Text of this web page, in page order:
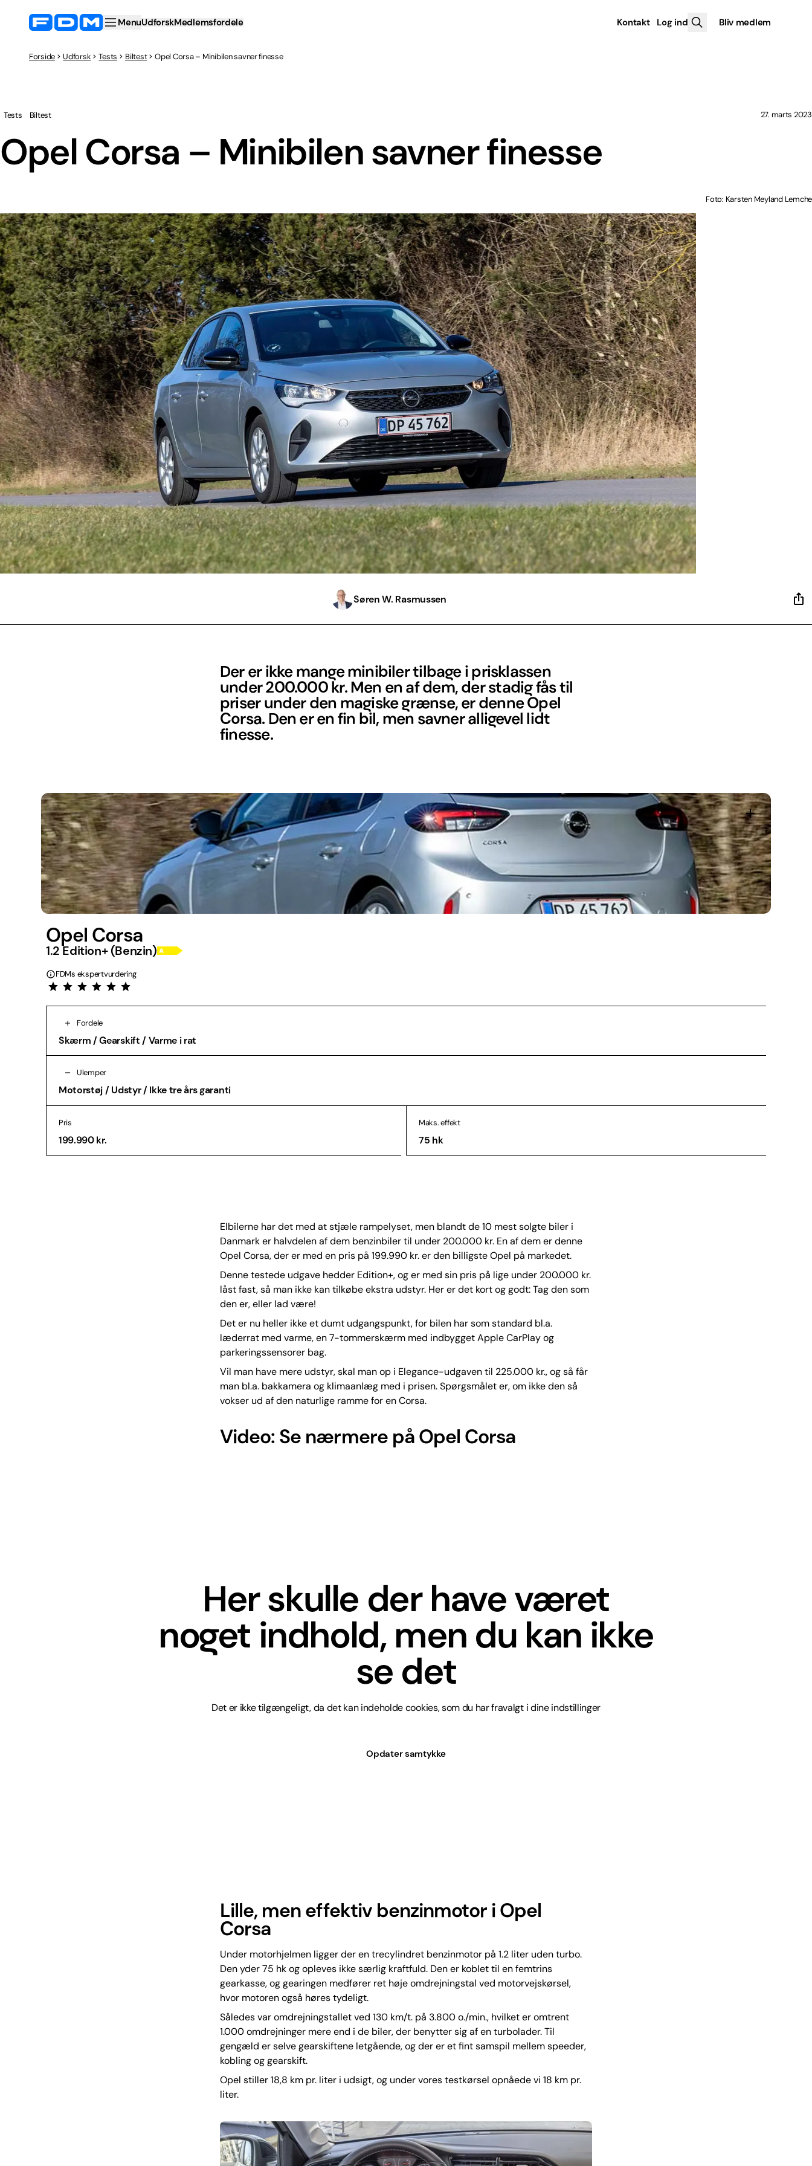
MenuUdforskMedlemsfordele Kontakt Log ind Bliv medlem
Forside Udforsk Tests Biltest Opel Corsa – Minibilen savner finesse
Opel Corsa – Minibilen savner finesse
Tests Biltest 27. marts 2023
Foto: Karsten Meyland Lemche
Søren W. Rasmussen
Der er ikke mange minibiler tilbage i prisklassen
under 200.000 kr. Men en af dem, der stadig fås til
priser under den magiske grænse, er denne Opel
Corsa. Den er en fin bil, men savner alligevel lidt
finesse.
Opel Corsa
1.2 Edition+ (Benzin)
FDMs ekspertvurdering
Fordele
Skærm / Gearskift / Varme i rat
Ulemper
Motorstøj / Udstyr / Ikke tre års garanti
Pris
199.990 kr.
Maks. effekt
75 hk
Elbilerne har det med at stjæle rampelyset, men blandt de 10 mest solgte biler i
Danmark er halvdelen af dem benzinbiler til under 200.000 kr. En af dem er denne
Opel Corsa, der er med en pris på 199.990 kr. er den billigste Opel på markedet.
Denne testede udgave hedder Edition+, og er med sin pris på lige under 200.000 kr.
låst fast, så man ikke kan tilkøbe ekstra udstyr. Her er det kort og godt: Tag den som
den er, eller lad være!
Det er nu heller ikke et dumt udgangspunkt, for bilen har som standard bl.a.
læderrat med varme, en 7-tommerskærm med indbygget Apple CarPlay og
parkeringssensorer bag.
Vil man have mere udstyr, skal man op i Elegance-udgaven til 225.000 kr., og så får
man bl.a. bakkamera og klimaanlæg med i prisen. Spørgsmålet er, om ikke den så
vokser ud af den naturlige ramme for en Corsa.
Video: Se nærmere på Opel Corsa
Her skulle der have været
noget indhold, men du kan ikke
se det
Det er ikke tilgængeligt, da det kan indeholde cookies, som du har fravalgt i dine indstillinger
Opdater samtykke
Lille, men effektiv benzinmotor i Opel
Corsa
Under motorhjelmen ligger der en trecylindret benzinmotor på 1.2 liter uden turbo.
Den yder 75 hk og opleves ikke særlig kraftfuld. Den er koblet til en femtrins
gearkasse, og gearingen medfører ret høje omdrejningstal ved motorvejskørsel,
hvor motoren også høres tydeligt.
Således var omdrejningstallet ved 130 km/t. på 3.800 o./min., hvilket er omtrent
1.000 omdrejninger mere end i de biler, der benytter sig af en turbolader. Til
gengæld er selve gearskiftene letgående, og der er et fint samspil mellem speeder,
kobling og gearskift.
Opel stiller 18,8 km pr. liter i udsigt, og under vores testkørsel opnåede vi 18 km pr.
liter.